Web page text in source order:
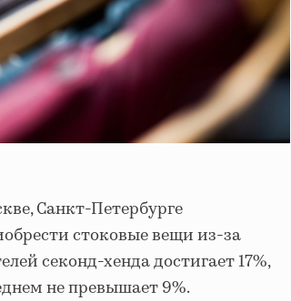
Санкт-Петербурге
стоковые вещи из-за
секонд-хенда достигает 17%,
не превышает 9%.